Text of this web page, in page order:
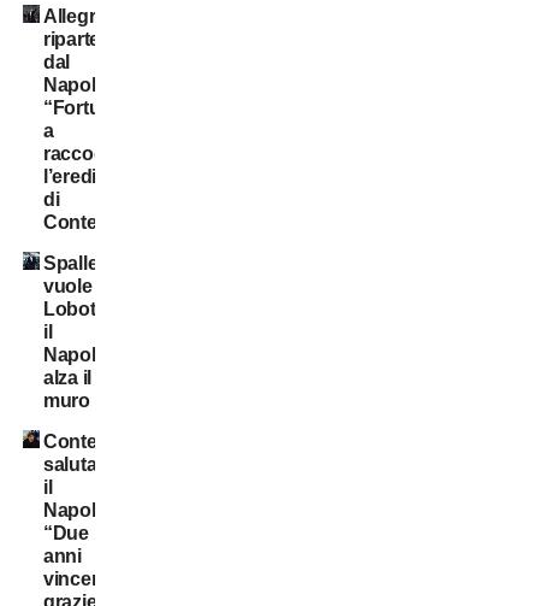
Allegri
riparte
dal
Napoli:
“Fortunato
a
raccogliere
l’eredità
di
Conte”
Spalletti
vuole
Lobotka:
il
Napoli
alza il
muro
Conte
saluta
il
Napoli:
“Due
anni
vincenti,